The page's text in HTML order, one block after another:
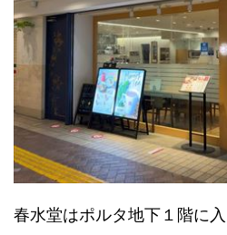
春水堂はポルタ地下１階に